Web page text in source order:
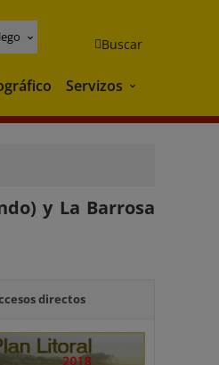
Buscar
Servizos Servizos
y La Barrosa
directos